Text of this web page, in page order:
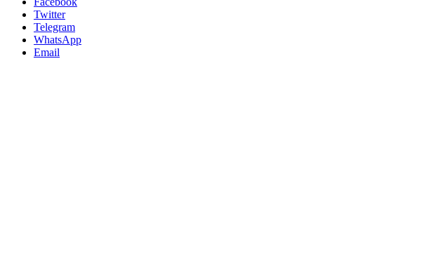
Twitter
Telegram
WhatsApp
Email